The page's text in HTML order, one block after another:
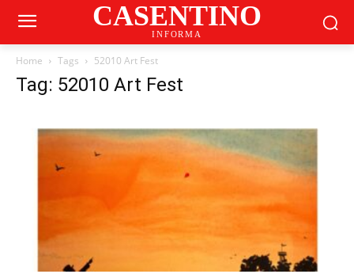
CASENTINO
INFORMA
Home Tags 52010 Art Fest
Tag: 52010 Art Fest